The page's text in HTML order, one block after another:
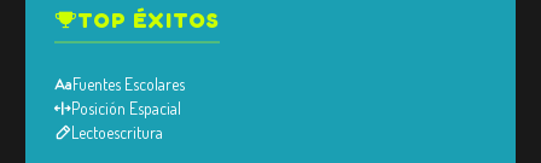
TOP ÉXITOS
Fuentes Escolares
Posición Espacial
Lectoescritura